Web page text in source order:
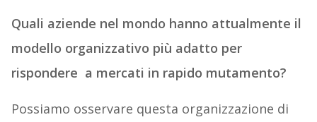
Quali aziende nel mondo hanno attualmente il
modello organizzativo più adatto per
rispondere a mercati in rapido mutamento?
Possiamo osservare questa organizzazione di